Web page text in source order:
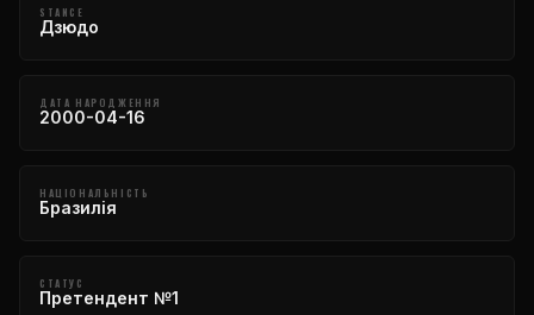
STANCE
Дзюдо
ДАТА НАРОДЖЕННЯ
2000-04-16
НАЦІОНАЛЬНІСТЬ
Бразилія
СТАТУС
Претендент №1